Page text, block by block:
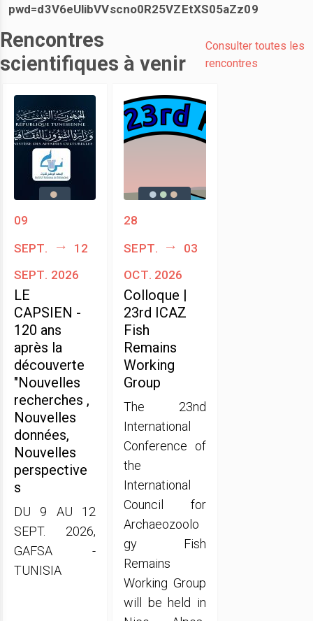
pwd=d3V6eUlibVVscno0R25VZEtXS05aZz09
Rencontres
scientifiques à venir
Consulter toutes les
rencontres
09
sept.
12
sept. 2026
LE
CAPSIEN -
120 ans
après la
découverte
"Nouvelles
recherches ,
Nouvelles
données,
Nouvelles
perspective
s
DU 9 AU 12
SEPT. 2026,
GAFSA -
TUNISIA
28
sept.
03
oct. 2026
Colloque |
23rd ICAZ
Fish
Remains
Working
Group
The 23nd
International
Conference of
the
International
Council for
Archaeozoolo
gy Fish
Remains
Working Group
will be held in